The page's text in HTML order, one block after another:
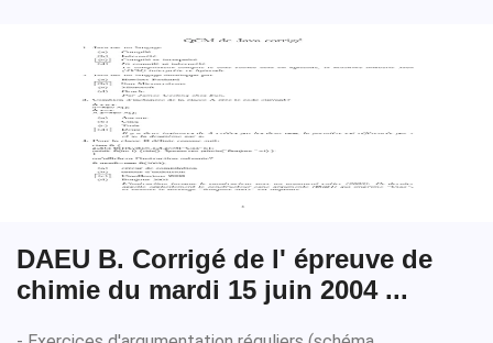
DAEU B. Corrigé de l' épreuve de
chimie du mardi 15 juin 2004 ...